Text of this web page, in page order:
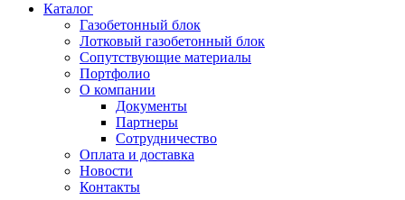
Каталог
Газобетонный блок
Лотковый газобетонный блок
Сопутствующие материалы
Портфолио
О компании
Документы
Партнеры
Сотрудничество
Оплата и доставка
Новости
Контакты